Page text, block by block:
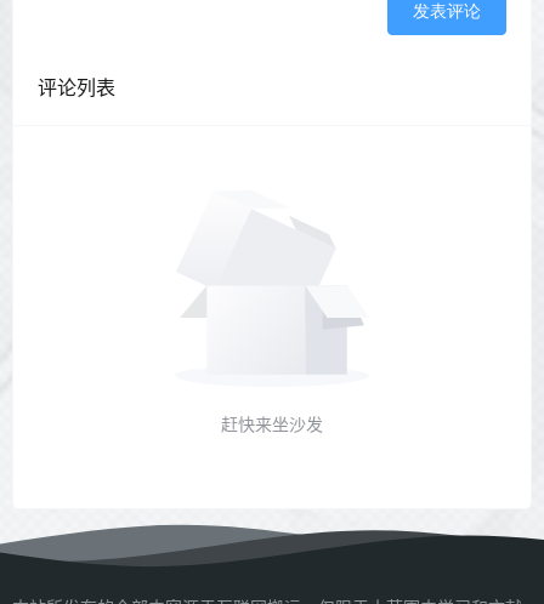
发表评论
评论列表
赶快来坐沙发